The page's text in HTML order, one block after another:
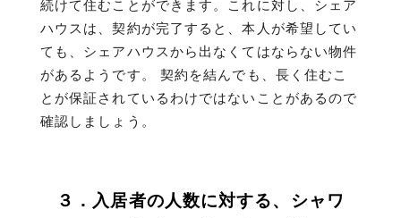
続けて住むことができます。これに対し、シェア
ハウスは、契約が完了すると、本人が希望してい
ても、シェアハウスから出なくてはならない物件
があるようです。 契約を結んでも、長く住むこ
とが保証されているわけではないことがあるので
確認しましょう。
３．入居者の人数に対する、シャワ